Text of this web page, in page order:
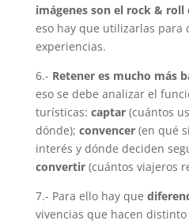
imágenes son el rock & roll
eso hay que utilizarlas para
experiencias.
6.- Retener es mucho más
eso se debe analizar el
turísticas: captar (cuántos
dónde); convencer (en qué
interés y dónde deciden
convertir (cuántos viajeros
7.- Para ello hay que
vivencias que hacen